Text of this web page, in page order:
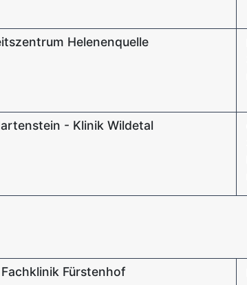
Helenenquelle
- Klinik Wildetal
Fürstenhof